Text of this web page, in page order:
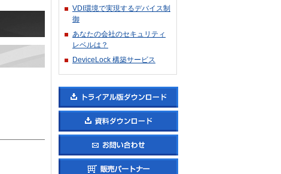
VDI環境で実現するデバイス制
御
あなたの会社のセキュリティ
レベルは？
DeviceLock 構築サービス